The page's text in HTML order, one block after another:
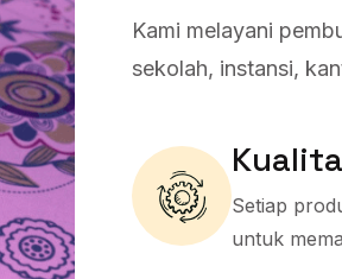
Kami melayani
sekolah, instansi,
Setiap
untuk